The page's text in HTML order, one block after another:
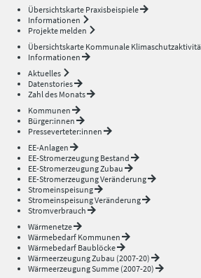
Übersichtskarte Praxisbeispiele
Informationen
Projekte melden
Übersichtskarte Kommunale
Informationen
Aktuelles
Datenstories
Zahl des Monats
Kommunen
Bürger:innen
Presseverteter:innen
EE-Anlagen
EE-Stromerzeugung Bestand
EE-Stromerzeugung Zubau
EE-Stromerzeugung Veränderung
Stromeinspeisung
Stromeinspeisung Veränderung
Stromverbrauch
Wärmenetze
Wärmebedarf Kommunen
Wärmebedarf Baublöcke
Wärmeerzeugung Zubau (2007-20)
Wärmeerzeugung Summe (2007-20)